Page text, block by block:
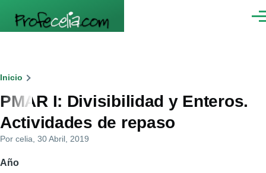
Ruta
de
navegación
Inicio
PMAR I: Divisibilidad y Enteros.
Actividades de repaso
Por celia , 30 Abril, 2019
Año